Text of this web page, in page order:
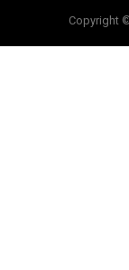
Copyright